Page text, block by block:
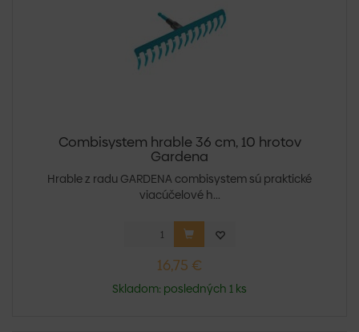
Combisystem hrable 36 cm, 10 hrotov
Gardena
Hrable z radu GARDENA combisystem sú praktické
viacúčelové h...
16,75 €
Skladom: posledných 1 ks